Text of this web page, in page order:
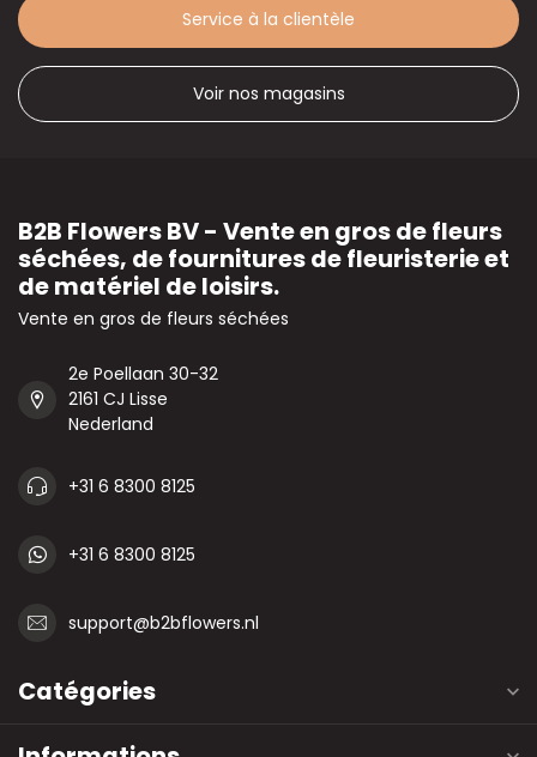
Service à la clientèle
Voir nos magasins
B2B Flowers BV - Vente en gros de fleurs
séchées, de fournitures de fleuristerie et
de matériel de loisirs.
Vente en gros de fleurs séchées
2e Poellaan 30-32
2161 CJ Lisse
Nederland
+31 6 8300 8125
+31 6 8300 8125
support@b2bflowers.nl
Catégories